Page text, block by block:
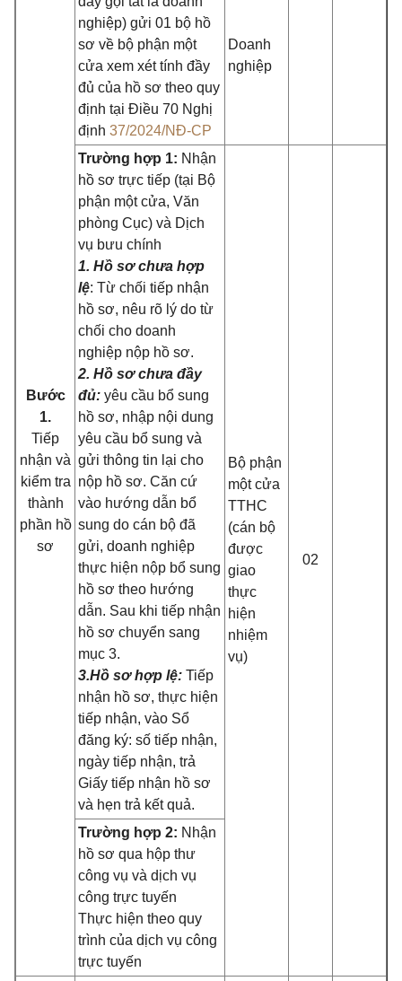
Bước
1.
Tiếp
nhận và
kiểm tra
thành
phần hồ
sơ
nghiệp) gửi 01 bộ hồ
sơ về bộ phận một
cửa xem xét tính đầy
đủ của hồ sơ theo quy
định tại Điều 70 Nghị
định 37/2024/NĐ-CP
Doanh
nghiệp
Trường hợp 1: Nhận
hồ sơ trực tiếp (tại Bộ
phận một cửa, Văn
phòng Cục) và Dịch
vụ bưu chính
1. Hồ sơ chưa hợp
lệ: Từ chối tiếp nhận
hồ sơ, nêu rõ lý do từ
chối cho doanh
nghiệp nộp hồ sơ.
2. Hồ sơ chưa đầy
đủ: yêu cầu bổ sung
hồ sơ, nhập nội dung
yêu cầu bổ sung và
gửi thông tin lại cho
nộp hồ sơ. Căn cứ
vào hướng dẫn bổ
sung do cán bộ đã
gửi, doanh nghiệp
thực hiện nộp bổ sung
hồ sơ theo hướng
dẫn. Sau khi tiếp nhận
hồ sơ chuyển sang
mục 3.
3.Hồ sơ hợp lệ: Tiếp
nhận hồ sơ, thực hiện
tiếp nhận, vào Sổ
đăng ký: số tiếp nhận,
ngày tiếp nhận, trả
Giấy tiếp nhận hồ sơ
và hẹn trả kết quả.
Bộ phận
một cửa
TTHC
(cán bộ
được
giao
thực
hiện
nhiệm
vụ)
02
Trường hợp 2: Nhận
hồ sơ qua hộp thư
công vụ và dịch vụ
công trực tuyến
Thực hiện theo quy
trình của dịch vụ công
trực tuyến